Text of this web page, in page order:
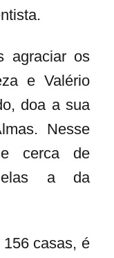
agraciar os
e Valério
doa a sua
Nesse
cerca de
elas a da
casas, é